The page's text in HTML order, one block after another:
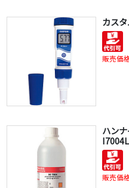
カス
販売価
ハン
販売価